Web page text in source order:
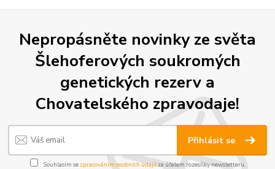
Nepropásněte novinky ze světa
Šlehoferových soukromých
genetických rezerv a
Chovatelského zpravodaje!
Přihlásit se
Souhlasím se zpracováním osobních údajůza účelem rozesílky newsletteru.